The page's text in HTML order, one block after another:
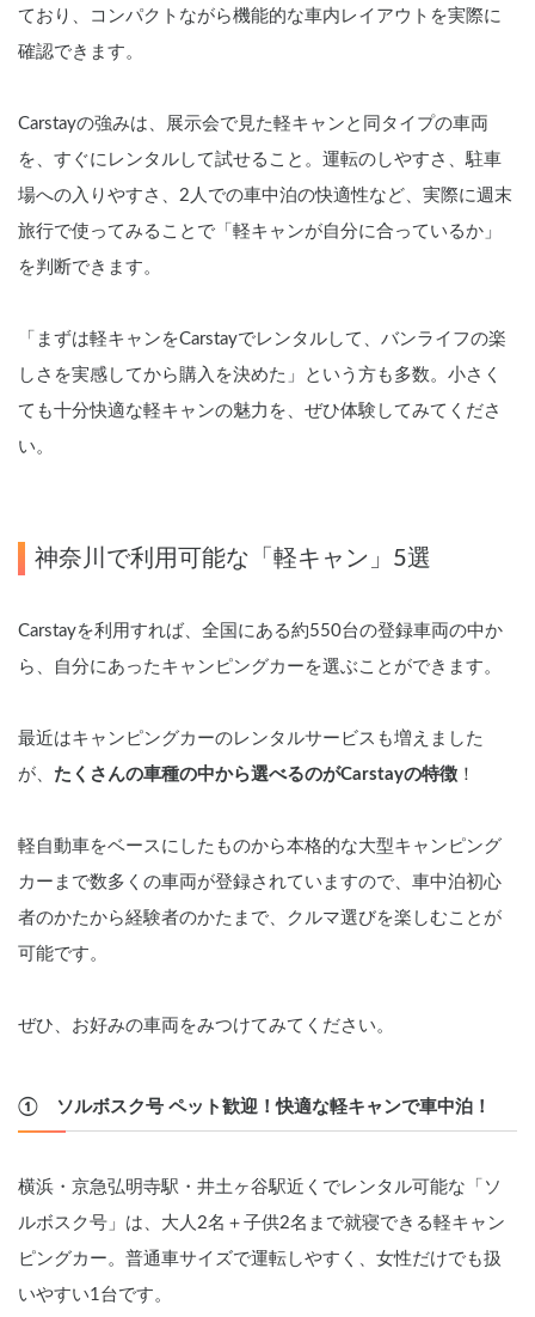
ており、コンパクトながら機能的な車内レイアウトを実際に
確認できます。
Carstayの強みは、展示会で見た軽キャンと同タイプの車両
を、すぐにレンタルして試せること。運転のしやすさ、駐車
場への入りやすさ、2人での車中泊の快適性など、実際に週末
旅行で使ってみることで「軽キャンが自分に合っているか」
を判断できます。
「まずは軽キャンをCarstayでレンタルして、バンライフの楽
しさを実感してから購入を決めた」という方も多数。小さく
ても十分快適な軽キャンの魅力を、ぜひ体験してみてくださ
い。
神奈川で利用可能な「軽キャン」5選
Carstayを利用すれば、全国にある約550台の登録車両の中か
ら、自分にあったキャンピングカーを選ぶことができます。
最近はキャンピングカーのレンタルサービスも増えました
が、 たくさんの車種の中から選べるのがCarstayの特徴 ！
軽自動車をベースにしたものから本格的な大型キャンピング
カーまで数多くの車両が登録されていますので、車中泊初心
者のかたから経験者のかたまで、クルマ選びを楽しむことが
可能です。
ぜひ、お好みの車両をみつけてみてください。
①　ソルボスク号 ペット歓迎！快適な軽キャンで車中泊！
横浜・京急弘明寺駅・井土ヶ谷駅近くでレンタル可能な「ソ
ルボスク号」は、大人2名＋子供2名まで就寝できる軽キャン
ピングカー。普通車サイズで運転しやすく、女性だけでも扱
いやすい1台です。